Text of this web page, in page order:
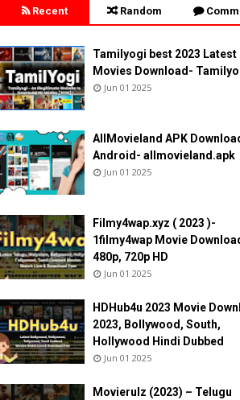
Recent Random
Tamilyogi best 2023 Latest
Movies Download-
Jun 01 2025
AllMovieland APK
Android- allmovieland.apk
Jun 01 2025
Filmy4wap.xyz ( 2023 )-
1filmy4wap Movie
480p, 720p HD
Jun 01 2025
HDHub4u 2023 Movie
2023, Bollywood, South,
Hollywood Hindi Dubbed
Jun 01 2025
Movierulz (2023) – Telugu